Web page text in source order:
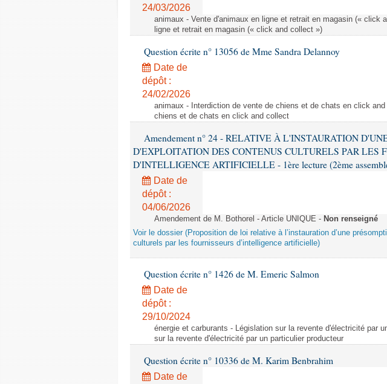
24/03/2026
animaux - Vente d'animaux en ligne et retrait en magasin (« click
ligne et retrait en magasin (« click and collect »)
Question écrite n° 13056 de Mme Sandra Delannoy
Date de
dépôt :
24/02/2026
animaux - Interdiction de vente de chiens et de chats en click
chiens et de chats en click and collect
Amendement n° 24 - RELATIVE À L'INSTAURATION
D'EXPLOITATION DES CONTENUS CULTURELS PAR LES
D'INTELLIGENCE ARTIFICIELLE - 1ère lecture (2ème
Date de
dépôt :
04/06/2026
Amendement de M. Bothorel - Article UNIQUE - Non renseigné
Voir le dossier (Proposition de loi relative à l’instauration d’une
culturels par les fournisseurs d’intelligence artificielle)
Question écrite n° 1426 de M. Emeric Salmon
Date de
dépôt :
29/10/2024
énergie et carburants - Législation sur la revente d'électricité par
sur la revente d'électricité par un particulier producteur
Question écrite n° 10336 de M. Karim Benbrahim
Date de